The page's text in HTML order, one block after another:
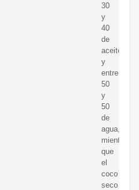
30
y
40
de
aceite
y
entre
50
y
50
de
agua,
mientras
que
el
coco
seco